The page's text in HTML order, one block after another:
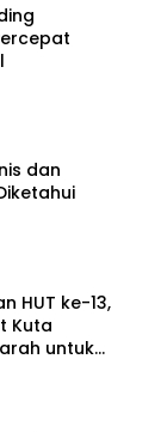
dan
HUT ke-13,
Kuta
untuk